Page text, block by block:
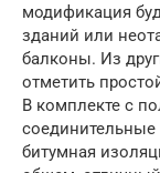
модификация
зданий или
балконы. Из
отметить
В комплекте с
битумная